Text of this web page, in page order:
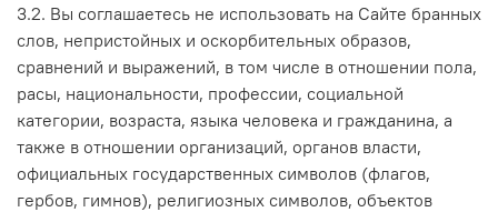
3.2. Вы соглашаетесь не использовать на Сайте бранных
слов, непристойных и оскорбительных образов,
сравнений и выражений, в том числе в отношении пола,
расы, национальности, профессии, социальной
категории, возраста, языка человека и гражданина, а
также в отношении организаций, органов власти,
официальных государственных символов (флагов,
гербов, гимнов), религиозных символов, объектов